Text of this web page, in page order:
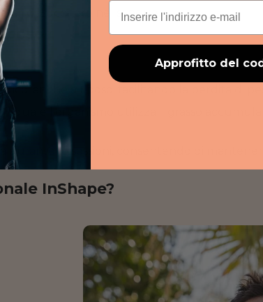
di zucchero nel sangue.
anche a riposo, facilitando la perdita di
il quale l'organismo utilizza il grasso
durante le sessioni, consentendo di
InShape?
Email
Approfitto del